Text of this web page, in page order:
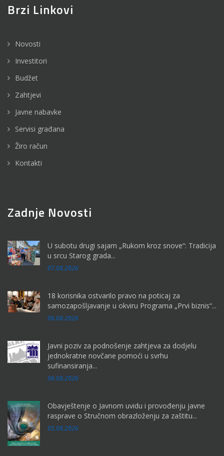
Brzi Linkovi
Novosti
Investitori
Budžet
Zahtjevi
Javne nabavke
Servisi građana
Žiro račun
Kontakti
Zadnje Novosti
U subotu drugi sajam „Rukom kroz snove“: Tradicija
u srcu Starog grada...
07.08.2026
18 korisnika ostvarilo pravo na poticaj za
samozapošljavanje u okviru Programa „Prvi biznis“...
06.08.2026
Javni poziv za podnošenje zahtjeva za dodjelu
jednokratne novčane pomoći u svrhu
sufinansiranja...
06.08.2026
Obavještenje o Javnom uvidu i provođenju javne
rasprave o Stručnom obrazloženju za zaštitu...
05.08.2026